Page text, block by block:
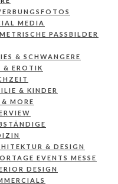
MEDIA
PASSBILDER
& SCHWANGERE
& EROTIK
& KINDER
& MORE
& DESIGN
EVENTS MESSE
DESIGN